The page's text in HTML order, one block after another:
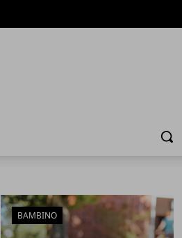
Cerca
BAMBINO